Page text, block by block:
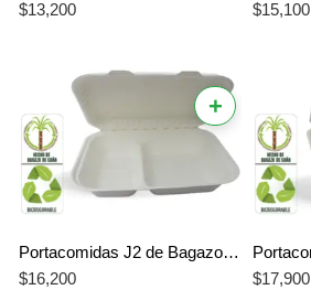
$13,200 $15,100
+
Portacomidas J2 de Bagazo de Caña 950 ml x 20 Unidades Biodegradable Compostable
$16,200 $17,900